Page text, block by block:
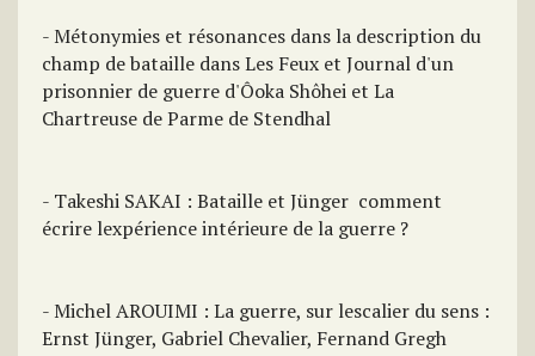
- Métonymies et résonances dans la description du
champ de bataille dans Les Feux et Journal d'un
prisonnier de guerre d'Ôoka Shôhei et La
Chartreuse de Parme de Stendhal
- Takeshi SAKAI : Bataille et Jünger  comment
écrire lexpérience intérieure de la guerre ?
- Michel AROUIMI : La guerre, sur lescalier du sens :
Ernst Jünger, Gabriel Chevalier, Fernand Gregh